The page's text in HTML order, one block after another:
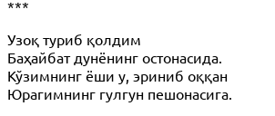
***
Узоқ туриб қолдим
Баҳайбат дунёнинг остонасида.
Кўзимнинг ёши у, эриниб оққан
Юрагимнинг гулгун пешонасига.